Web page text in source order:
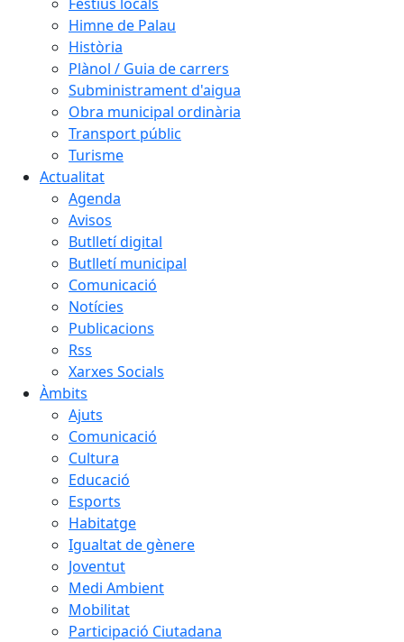
Himne de Palau
Història
Plànol / Guia de carrers
Subministrament d'aigua
Obra municipal ordinària
Transport públic
Turisme
Actualitat
Agenda
Avisos
Butlletí digital
Butlletí municipal
Comunicació
Notícies
Publicacions
Rss
Xarxes Socials
Àmbits
Ajuts
Comunicació
Cultura
Educació
Esports
Habitatge
Igualtat de gènere
Joventut
Medi Ambient
Mobilitat
Participació Ciutadana